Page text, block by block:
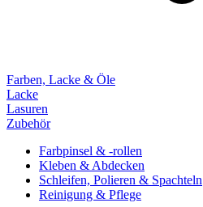
Farben, Lacke & Öle
Lacke
Lasuren
Zubehör
Farbpinsel & -rollen
Kleben & Abdecken
Schleifen, Polieren & Spachteln
Reinigung & Pflege